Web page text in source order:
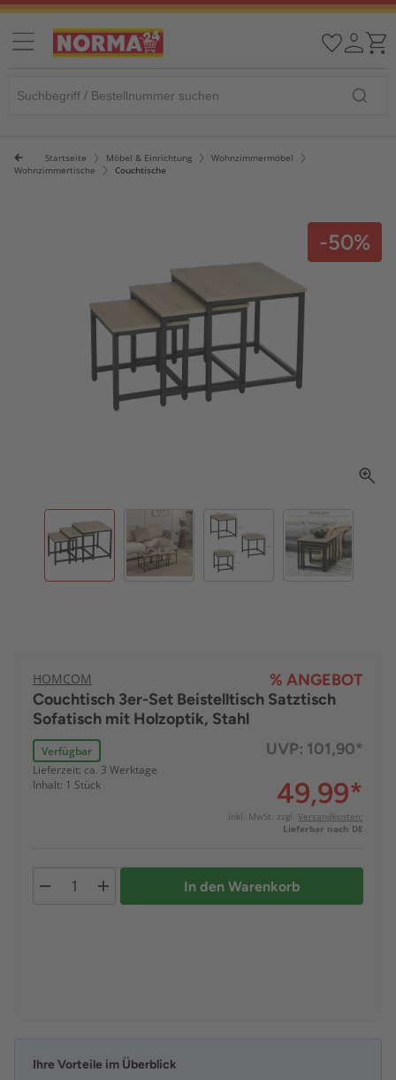
Startseite Möbel & Einrichtung
Wohnzimmermöbel
Wohnzimmertische
Couchtische
-50%
HOMCOM
% ANGEBOT
Couchtisch 3er-Set Beistelltisch Satztisch
Sofatisch mit Holzoptik, Stahl
Verfügbar
Lieferzeit: ca. 3 Werktage
Inhalt: 1 Stück
UVP: 101,90*
49,99*
inkl. MwSt. zzgl. Versandkosten:
Lieferbar nach DE
In den Warenkorb
Ihre Vorteile im Überblick